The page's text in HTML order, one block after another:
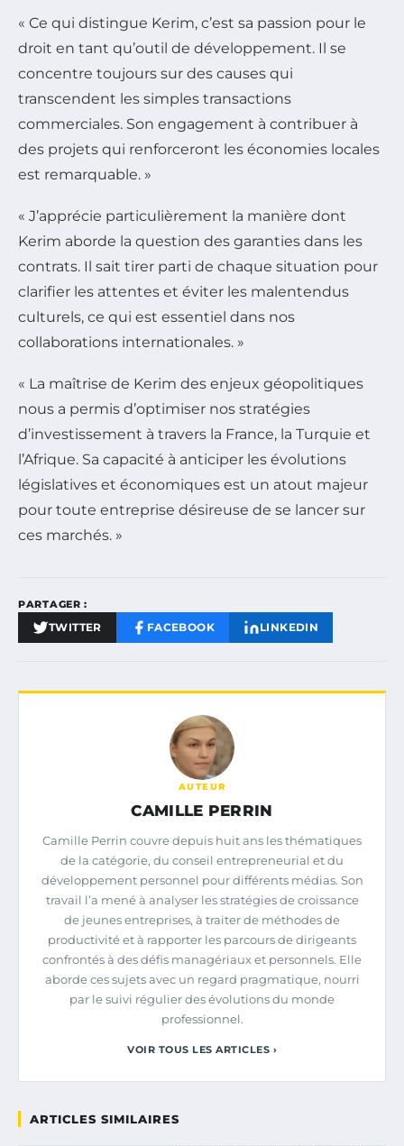
« Ce qui distingue Kerim, c’est sa passion pour le
droit en tant qu’outil de développement. Il se
concentre toujours sur des causes qui
transcendent les simples transactions
commerciales. Son engagement à contribuer à
des projets qui renforceront les économies locales
est remarquable. »
« J’apprécie particulièrement la manière dont
Kerim aborde la question des garanties dans les
contrats. Il sait tirer parti de chaque situation pour
clarifier les attentes et éviter les malentendus
culturels, ce qui est essentiel dans nos
collaborations internationales. »
« La maîtrise de Kerim des enjeux géopolitiques
nous a permis d’optimiser nos stratégies
d’investissement à travers la France, la Turquie et
l’Afrique. Sa capacité à anticiper les évolutions
législatives et économiques est un atout majeur
pour toute entreprise désireuse de se lancer sur
ces marchés. »
PARTAGER :
TWITTER FACEBOOK LINKEDIN
AUTEUR
CAMILLE PERRIN
Camille Perrin couvre depuis huit ans les thématiques
de la catégorie, du conseil entrepreneurial et du
développement personnel pour différents médias. Son
travail l’a mené à analyser les stratégies de croissance
de jeunes entreprises, à traiter de méthodes de
productivité et à rapporter les parcours de dirigeants
confrontés à des défis managériaux et personnels. Elle
aborde ces sujets avec un regard pragmatique, nourri
par le suivi régulier des évolutions du monde
professionnel.
VOIR TOUS LES ARTICLES ›
ARTICLES SIMILAIRES